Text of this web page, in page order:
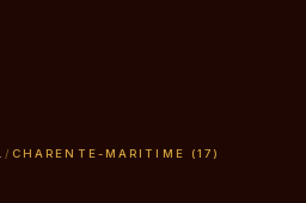
/ CHARENTE-MARITIME (17)